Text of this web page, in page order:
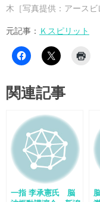
木［写真提供：アースビ
元記事： Ｋスピリット
関連記事
一指 李承憲氏 脳